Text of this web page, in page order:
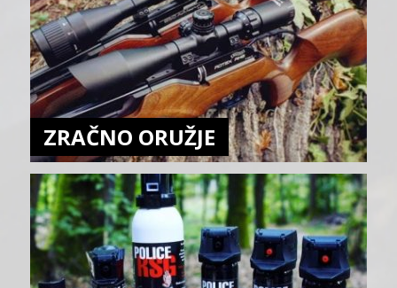
ZRAČNO ORUŽJE